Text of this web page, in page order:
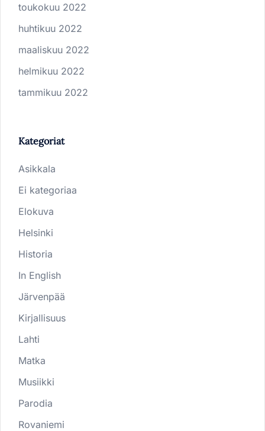
toukokuu 2022
huhtikuu 2022
maaliskuu 2022
helmikuu 2022
tammikuu 2022
Kategoriat
Asikkala
Ei kategoriaa
Elokuva
Helsinki
Historia
In English
Järvenpää
Kirjallisuus
Lahti
Matka
Musiikki
Parodia
Rovaniemi